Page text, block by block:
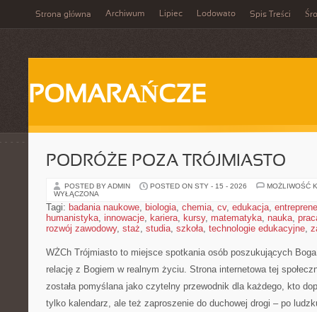
Strona główna Archiwum Lipiec Lodowato Spis Treści
POMARAŃCZE
PODRÓŻE POZA TRÓJMIASTO
POSTED BY ADMIN POSTED ON STY - 15 - 2026
MOŻLIWOŚĆ
WYŁĄCZONA
Tagi: badania naukowe, biologia, chemia, cv, edukacja,
humanistyka, innowacje, kariera, kursy, matematyka, nauka,
rozwój zawodowy, staż, studia, szkoła, technologie edukacyjne,
WŻCh Trójmiasto to miejsce spotkania osób poszukujących
relację z Bogiem w realnym życiu. Strona internetowa tej
została pomyślana jako czytelny przewodnik dla każdego, kto
tylko kalendarz, ale też zaproszenie do duchowej drogi – po